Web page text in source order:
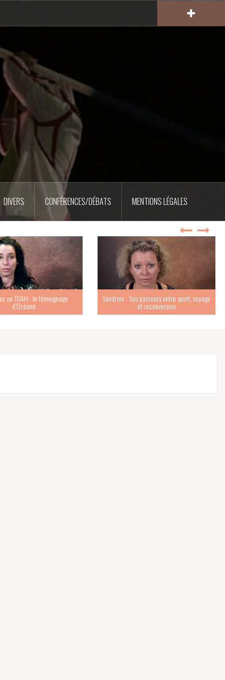
DIVERS CONFÉRENCES/DÉBATS MENTIONS LÉGALES
un TDAH : le témoignage
d’Océane
Sandrine : Son parcours entre sport, voyage
et reconversion